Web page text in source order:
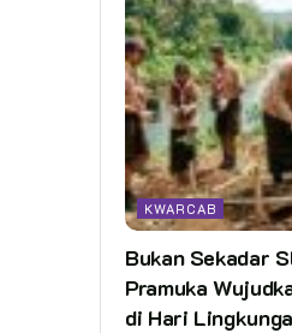
KWARCAB
Bukan Sekadar
Pramuka
di Hari